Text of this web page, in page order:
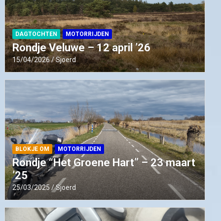
DAGTOCHTEN MOTORRIJDEN
Rondje Veluwe – 12 april ’26
15/04/2026 Sjoerd
BLOKJE OM MOTORRIJDEN
Rondje “Het Groene Hart” – 23 maart
’25
25/03/2025 Sjoerd